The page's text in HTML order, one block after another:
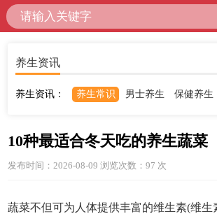
养生资讯
养生资讯： 养生常识 男士养生 保健养生
10种最适合冬天吃的养生蔬菜
发布时间：2026-08-09 浏览次数：97 次
蔬菜不但可为人体提供丰富的维生素(维生